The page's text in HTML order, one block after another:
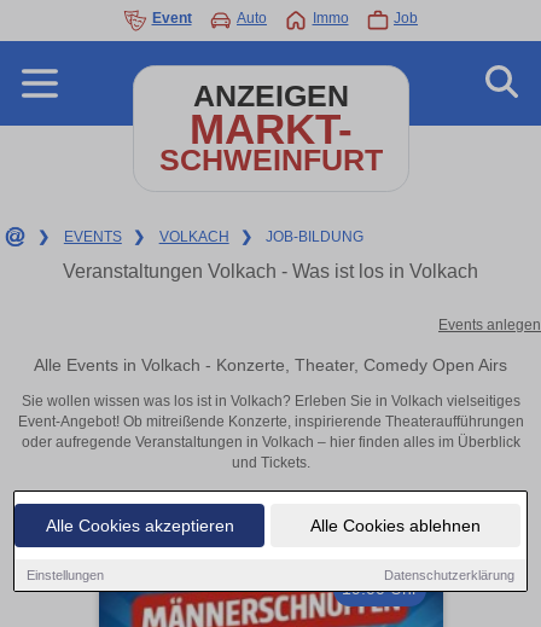
Alle Cookies akzeptieren Alle Cookies ablehnen
Einstellungen Datenschutzerklärung
Event Auto Immo Job
ANZEIGEN
MARKT-
SCHWEINFURT
❯ EVENTS ❯ VOLKACH ❯ JOB-BILDUNG
Veranstaltungen Volkach - Was ist los in Volkach
Events anlegen
Alle Events in Volkach - Konzerte, Theater, Comedy Open Airs
Sie wollen wissen was los ist in Volkach? Erleben Sie in Volkach vielseitiges
Event-Angebot! Ob mitreißende Konzerte, inspirierende Theateraufführungen
oder aufregende Veranstaltungen in Volkach – hier finden alles im Überblick
und Tickets.
19:00 Uhr